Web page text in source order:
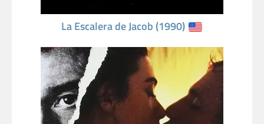
La Escalera de Jacob (1990)